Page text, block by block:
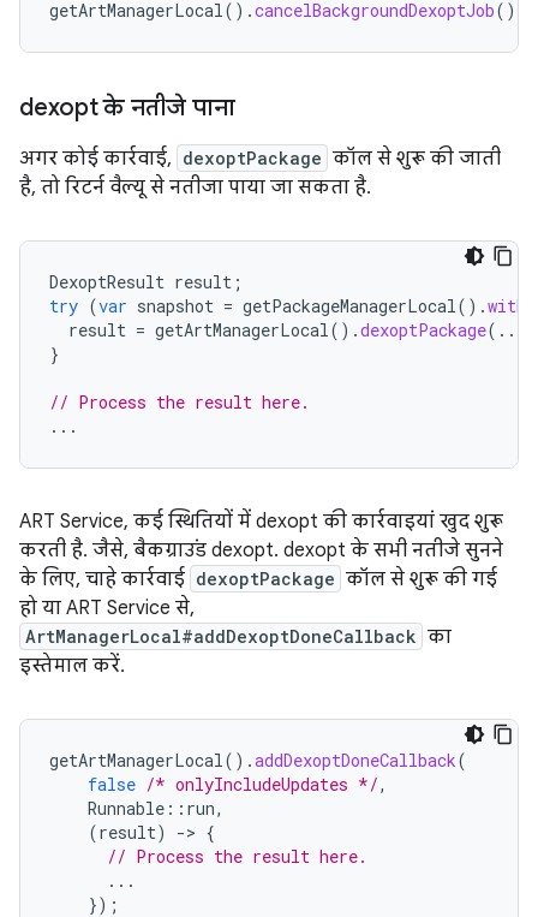
getArtManagerLocal().cancelBackgroundDexoptJob();
dexopt के नतीजे पाना
अगर कोई कार्रवाई, dexoptPackage कॉल से शुरू की जाती
है, तो रिटर्न वैल्यू से नतीजा पाया जा सकता है.
DexoptResult result ;
try (var snapshot = getPackageManagerLocal().
result = getArtManagerLocal().dexoptPackage
}
// Process the result here.
...
ART Service, कई स्थितियों में dexopt की कार्रवाइयां खुद शुरू
करती है. जैसे, बैकग्राउंड dexopt. dexopt के सभी नतीजे सुनने
के लिए, चाहे कार्रवाई dexoptPackage कॉल से शुरू की गई
हो या ART Service से,
ArtManagerLocal#addDexoptDoneCallback का
इस्तेमाल करें.
getArtManagerLocal().addDexoptDoneCallback(
false /* onlyIncludeUpdates */,
Runnable :: run,
(result) -> {
// Process the result here.
...
});